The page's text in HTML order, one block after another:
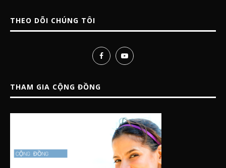
THEO DÕI CHÚNG TÔI
THAM GIA CỘNG ĐỒNG